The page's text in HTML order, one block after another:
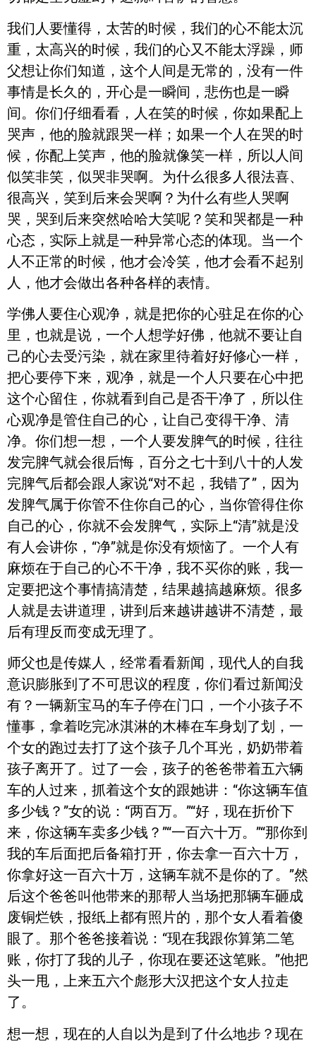
我们人要懂得，太苦的时候，我们的心不能太沉
重，太高兴的时候，我们的心又不能太浮躁，师
父想让你们知道，这个人间是无常的，没有一件
事情是长久的，开心是一瞬间，悲伤也是一瞬
间。你们仔细看看，人在笑的时候，你如果配上
哭声，他的脸就跟哭一样；如果一个人在哭的时
候，你配上笑声，他的脸就像笑一样，所以人间
似笑非笑，似哭非哭啊。为什么很多人很法喜、
很高兴，笑到后来会哭啊？为什么有些人哭啊
哭，哭到后来突然哈哈大笑呢？笑和哭都是一种
心态，实际上就是一种异常心态的体现。当一个
人不正常的时候，他才会冷笑，他才会看不起别
人，他才会做出各种各样的表情。
学佛人要住心观净，就是把你的心驻足在你的心
里，也就是说，一个人想学好佛，他就不要让自
己的心去受污染，就在家里待着好好修心一样，
把心要停下来，观净，就是一个人只要在心中把
这个心留住，你就看到自己是否干净了，所以住
心观净是管住自己的心，让自己变得干净、清
净。你们想一想，一个人要发脾气的时候，往往
发完脾气就会很后悔，百分之七十到八十的人发
完脾气后都会跟人家说“对不起，我错了”，因为
发脾气属于你管不住你自己的心，当你管得住你
自己的心，你就不会发脾气，实际上“清”就是没
有人会讲你，“净”就是你没有烦恼了。一个人有
麻烦在于自己的心不干净，我不买你的账，我一
定要把这个事情搞清楚，结果越搞越麻烦。很多
人就是去讲道理，讲到后来越讲越讲不清楚，最
后有理反而变成无理了。
师父也是传媒人，经常看看新闻，现代人的自我
意识膨胀到了不可思议的程度，你们看过新闻没
有？一辆新宝马的车子停在门口，一个小孩子不
懂事，拿着吃完冰淇淋的木棒在车身划了划，一
个女的跑过去打了这个孩子几个耳光，奶奶带着
孩子离开了。过了一会，孩子的爸爸带着五六辆
车的人过来，抓着这个女的跟她讲：“你这辆车值
多少钱？”女的说：“两百万。”“好，现在折价下
来，你这辆车卖多少钱？”“一百六十万。”“那你到
我的车后面把后备箱打开，你去拿一百六十万，
你拿好这一百六十万，这辆车就不是你的了。”然
后这个爸爸叫他带来的那帮人当场把那辆车砸成
废铜烂铁，报纸上都有照片的，那个女人看着傻
眼了。那个爸爸接着说：“现在我跟你算第二笔
账，你打了我的儿子，你现在要还这笔账。”他把
头一甩，上来五六个彪形大汉把这个女人拉走
了。
想一想，现在的人自以为是到了什么地步？现在